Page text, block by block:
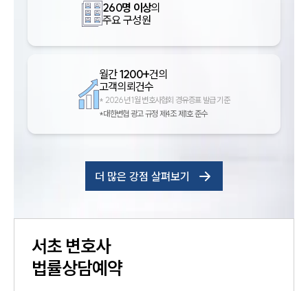
260명 이상의
주요 구성원
월간1200+건의
고객의뢰건수
* 2026년 1월 변호사협회 경유증표 발급 기준
*대한변협 광고 규정 제4조 제1호 준수
더 많은 강점 살펴보기
서초 변호사
법률상담예약